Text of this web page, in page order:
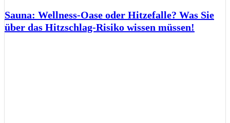
Sauna: Wellness-Oase oder Hitzefalle? Was Sie
über das Hitzschlag-Risiko wissen müssen!